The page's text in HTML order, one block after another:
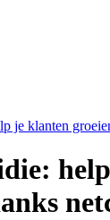
je klanten